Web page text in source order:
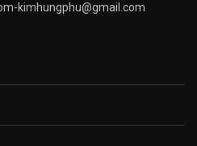
kimhungphu@gmail.com